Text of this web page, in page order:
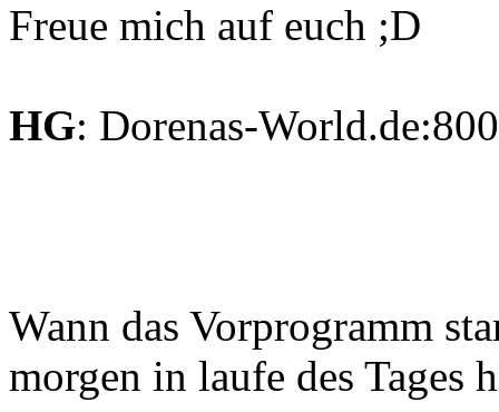
Freue mich auf euch ;D
HG: Dorenas-
Wann das Vorprogramm
morgen in laufe des Tages